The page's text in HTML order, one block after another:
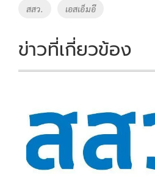
k k
สสว. เอสเอ็มอี
ข่าวที่เกี่ยวข้อง